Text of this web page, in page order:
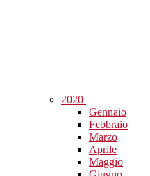
2020
Gennaio
Febbraio
Marzo
Aprile
Maggio